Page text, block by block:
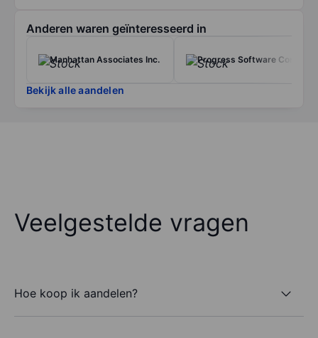
Anderen waren geïnteresseerd in
Manhattan Associates Inc. Progress Software Corp.
Bekijk alle aandelen
Veelgestelde vragen
Hoe koop ik aandelen?